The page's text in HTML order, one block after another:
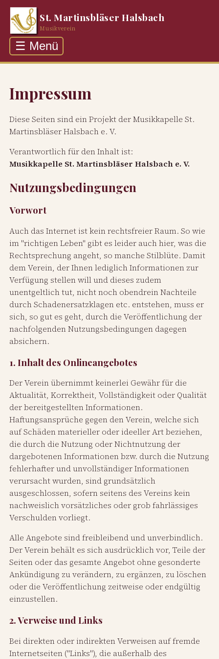
St. Martinsbläser Halsbach
Musikverein
☰ Menü
Auftritte
Rückblick
Galerie
Impressum
Diese Seiten sind ein Projekt der Musikkapelle St.
Martinsbläser Halsbach e. V.
Verantwortlich für den Inhalt ist:
Musikkapelle St. Martinsbläser Halsbach e. V.
Nutzungsbedingungen
Vorwort
Auch das Internet ist kein rechtsfreier Raum. So wie
im "richtigen Leben" gibt es leider auch hier, was die
Rechtsprechung angeht, so manche Stilblüte. Damit
dem Verein, der Ihnen lediglich Informationen zur
Verfügung stellen will und dieses zudem
unentgeltlich tut, nicht noch obendrein Nachteile
durch Schadenersatzklagen etc. entstehen, muss er
sich, so gut es geht, durch die Veröffentlichung der
nachfolgenden Nutzungsbedingungen dagegen
absichern.
1. Inhalt des Onlineangebotes
Der Verein übernimmt keinerlei Gewähr für die
Aktualität, Korrektheit, Vollständigkeit oder Qualität
der bereitgestellten Informationen.
Haftungsansprüche gegen den Verein, welche sich
auf Schäden materieller oder ideeller Art beziehen,
die durch die Nutzung oder Nichtnutzung der
dargebotenen Informationen bzw. durch die Nutzung
fehlerhafter und unvollständiger Informationen
verursacht wurden, sind grundsätzlich
ausgeschlossen, sofern seitens des Vereins kein
nachweislich vorsätzliches oder grob fahrlässiges
Verschulden vorliegt.
Alle Angebote sind freibleibend und unverbindlich.
Der Verein behält es sich ausdrücklich vor, Teile der
Seiten oder das gesamte Angebot ohne gesonderte
Ankündigung zu verändern, zu ergänzen, zu löschen
oder die Veröffentlichung zeitweise oder endgültig
einzustellen.
2. Verweise und Links
Bei direkten oder indirekten Verweisen auf fremde
Internetseiten ("Links"), die außerhalb des